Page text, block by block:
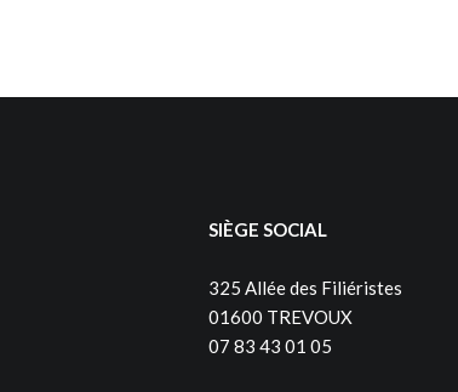
SIÈGE SOCIAL
325 Allée des Filiéristes
01600 TREVOUX
07 83 43 01 05